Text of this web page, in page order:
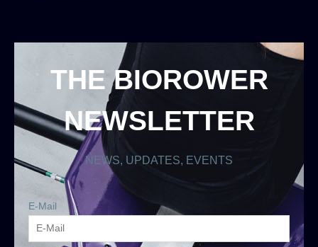
THE BIOROWER
NEWSLETTER
NEWS, UPDATES, EVENTS
E-Mail